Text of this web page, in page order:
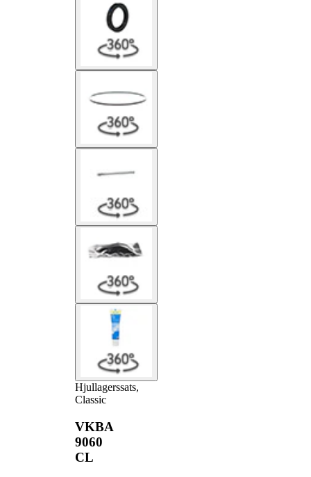
Hjullagerssats,
Classic
VKBA
9060
CL